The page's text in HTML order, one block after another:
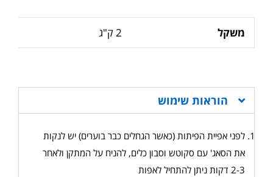
משקל 2 ק"ג
הוראות שימוש
לפני אפיית הפיתות (כאשר הגחלים כבר בוערים) יש לנקות
את הסאג' עם סקוטש וסבון כלים, להניח על המתקן ולאחר
2-3 דקות ניתן להתחיל לאפות